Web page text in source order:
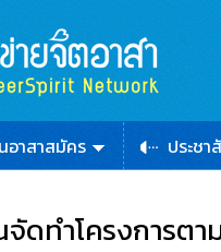
อาสาสมัคร ประช
จัดทำโครงการต